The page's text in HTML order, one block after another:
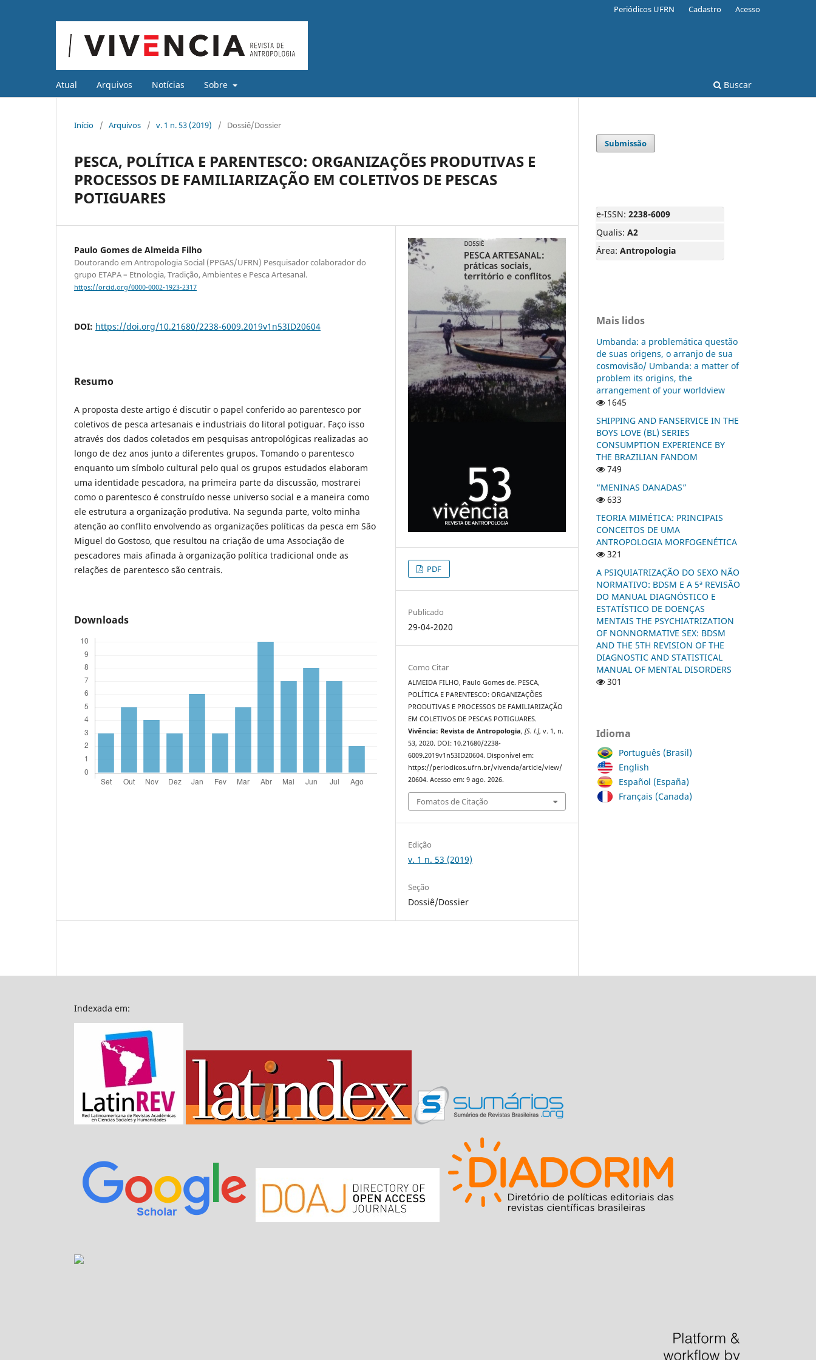
Atual Arquivos Notícias Sobre Buscar
Periódicos UFRN Cadastro Acesso
Início / Arquivos / v. 1 n. 53 (2019) / Dossiê/Dossier
PESCA, POLÍTICA E PARENTESCO: ORGANIZAÇÕES PRODUTIVAS E
PROCESSOS DE FAMILIARIZAÇÃO EM COLETIVOS DE PESCAS
POTIGUARES
Paulo Gomes de Almeida Filho
Doutorando em Antropologia Social (PPGAS/UFRN) Pesquisador colaborador do
grupo ETAPA – Etnologia, Tradição, Ambientes e Pesca Artesanal.
https://orcid.org/0000-0002-1923-2317
DOI: https://doi.org/10.21680/2238-6009.2019v1n53ID20604
Resumo
A proposta deste artigo é discutir o papel conferido ao parentesco por
coletivos de pesca artesanais e industriais do litoral potiguar. Faço isso
através dos dados coletados em pesquisas antropológicas realizadas ao
longo de dez anos junto a diferentes grupos. Tomando o parentesco
enquanto um símbolo cultural pelo qual os grupos estudados elaboram
uma identidade pescadora, na primeira parte da discussão, mostrarei
como o parentesco é construído nesse universo social e a maneira como
ele estrutura a organização produtiva. Na segunda parte, volto minha
atenção ao conflito envolvendo as organizações políticas da pesca em São
Miguel do Gostoso, que resultou na criação de uma Associação de
pescadores mais afinada à organização política tradicional onde as
relações de parentesco são centrais.
Downloads
PDF
Publicado
29-04-2020
Como Citar
ALMEIDA FILHO, Paulo Gomes de. PESCA,
POLÍTICA E PARENTESCO: ORGANIZAÇÕES
PRODUTIVAS E PROCESSOS DE FAMILIARIZAÇÃO
EM COLETIVOS DE PESCAS POTIGUARES.
Vivência: Revista de Antropologia,[S. l.], v. 1, n.
53, 2020. DOI: 10.21680/2238-
6009.2019v1n53ID20604. Disponível em:
https://periodicos.ufrn.br/vivencia/article/view/
20604. Acesso em: 9 ago. 2026.
Fomatos de Citação
Edição
v. 1 n. 53 (2019)
Seção
Dossiê/Dossier
Submissão
e-ISSN: 2238-6009
Qualis: A2
Área: Antropologia
Mais lidos
Umbanda: a problemática questão
de suas origens, o arranjo de sua
cosmovisão/ Umbanda: a matter of
problem its origins, the
arrangement of your worldview
1645
SHIPPING AND FANSERVICE IN THE
BOYS LOVE (BL) SERIES
CONSUMPTION EXPERIENCE BY
THE BRAZILIAN FANDOM
749
“MENINAS DANADAS”
633
TEORIA MIMÉTICA: PRINCIPAIS
CONCEITOS DE UMA
ANTROPOLOGIA MORFOGENÉTICA
321
A PSIQUIATRIZAÇÃO DO SEXO NÃO
NORMATIVO: BDSM E A 5ª REVISÃO
DO MANUAL DIAGNÓSTICO E
ESTATÍSTICO DE DOENÇAS
MENTAIS THE PSYCHIATRIZATION
OF NONNORMATIVE SEX: BDSM
AND THE 5TH REVISION OF THE
DIAGNOSTIC AND STATISTICAL
MANUAL OF MENTAL DISORDERS
301
Idioma
Português (Brasil)
English
Español (España)
Français (Canada)
Indexada em: